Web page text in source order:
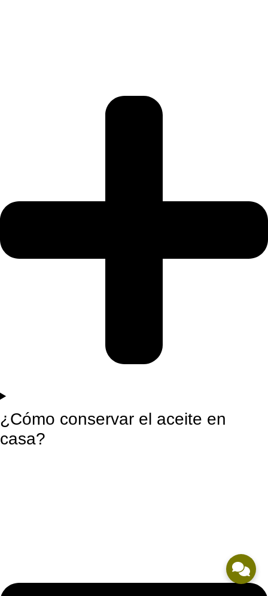
¿Cómo conservar el aceite en
casa?